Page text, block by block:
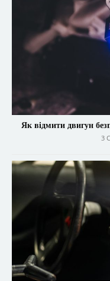
Як відмити двигун
3